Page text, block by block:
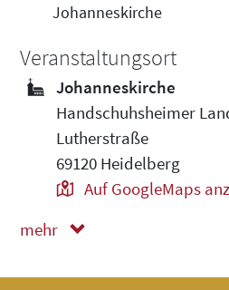
Johanneskirche
Veranstaltungsort
Johanneskirche
Handschuhsheimer
Lutherstraße
69120 Heidelberg
Auf GoogleMaps
mehr